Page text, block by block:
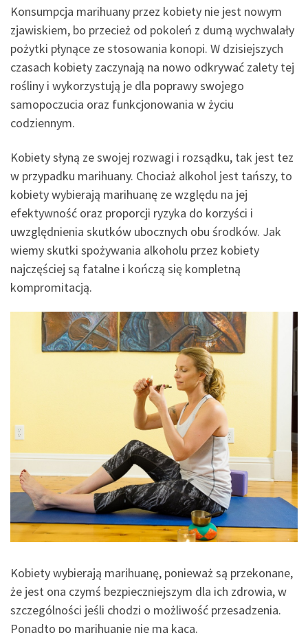
Konsumpcja marihuany przez kobiety nie jest nowym
zjawiskiem, bo przecież od pokoleń z dumą wychwalały
pożytki płynące ze stosowania konopi. W dzisiejszych
czasach kobiety zaczynają na nowo odkrywać zalety tej
rośliny i wykorzystują je dla poprawy swojego
samopoczucia oraz funkcjonowania w życiu
codziennym.
Kobiety słyną ze swojej rozwagi i rozsądku, tak jest tez
w przypadku marihuany. Chociaż alkohol jest tańszy, to
kobiety wybierają marihuanę ze względu na jej
efektywność oraz proporcji ryzyka do korzyści i
uwzględnienia skutków ubocznych obu środków. Jak
wiemy skutki spożywania alkoholu przez kobiety
najczęściej są fatalne i kończą się kompletną
kompromitacją.
Kobiety wybierają marihuanę, ponieważ są przekonane,
że jest ona czymś bezpieczniejszym dla ich zdrowia, w
szczególności jeśli chodzi o możliwość przesadzenia.
Ponadto po marihuanie nie ma kaca.